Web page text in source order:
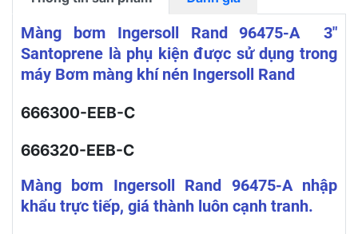
Màng bơm Ingersoll Rand 96475-A 3″
Santoprene là phụ kiện được sử dụng trong
máy Bơm màng khí nén Ingersoll Rand
666300-EEB-C
666320-EEB-C
Màng bơm Ingersoll Rand 96475-A nhập
khẩu trực tiếp, giá thành luôn cạnh tranh.